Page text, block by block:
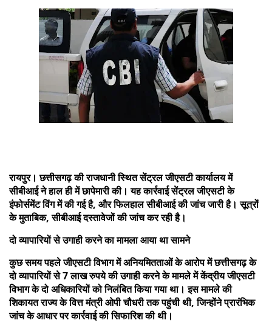
रायपुर। छत्तीसगढ़ की राजधानी स्थित सेंट्रल जीएसटी कार्यालय में
सीबीआई ने हाल ही में छापेमारी की। यह कार्रवाई सेंट्रल जीएसटी के
इंफोर्समेंट विंग में की गई है, और फिलहाल सीबीआई की जांच जारी है। सूत्रों
के मुताबिक, सीबीआई दस्तावेजों की जांच कर रही है।
दो व्यापारियों से उगाही करने का मामला आया था सामने
कुछ समय पहले जीएसटी विभाग में अनियमितताओं के आरोप में छत्तीसगढ़ के
दो व्यापारियों से 7 लाख रुपये की उगाही करने के मामले में केंद्रीय जीएसटी
विभाग के दो अधिकारियों को निलंबित किया गया था। इस मामले की
शिकायत राज्य के वित्त मंत्री ओपी चौधरी तक पहुंची थी, जिन्होंने प्रारंभिक
जांच के आधार पर कार्रवाई की सिफारिश की थी।